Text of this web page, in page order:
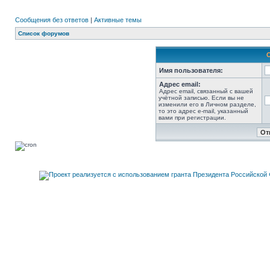
Сообщения без ответов | Активные темы
Список форумов
Имя пользователя:
Адрес email:
Адрес email, связанный с вашей
учётной записью. Если вы не
изменили его в Личном разделе,
то это адрес e-mail, указанный
вами при регистрации.